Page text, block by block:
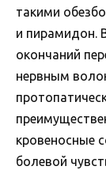
такими
и пирамидон.
окончаний
нервным
кровеносные
болевой